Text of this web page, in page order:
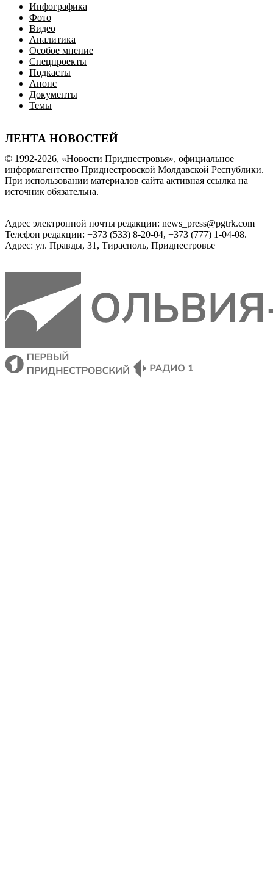
Инфографика
Фото
Видео
Аналитика
Особое мнение
Спецпроекты
Подкасты
Анонс
Документы
Темы
ЛЕНТА НОВОСТЕЙ
© 1992-2026, «Новости Приднестровья», официальное
информагентство Приднестровской Молдавской Республики.
При использовании материалов сайта активная ссылка на
источник обязательна.
Адрес электронной почты редакции: news_press@pgtrk.com
Телефон редакции: +373 (533) 8-20-04, +373 (777) 1-04-08.
Адрес: ул. Правды, 31, Тирасполь, Приднестровье